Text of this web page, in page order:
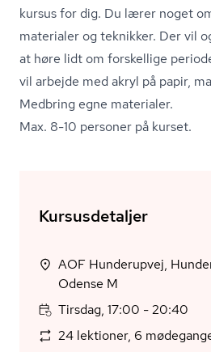
kursus for dig. Du lærer noget
materialer og teknikker. Der vil
at høre lidt om forskellige
vil arbejde med akryl på papir,
Medbring egne materialer.
Max. 8-10 personer på kurset.
Kursusdetaljer
AOF Hunderupvej,
Odense M
Tirsdag, 17:00 - 20:40
24 lektioner, 6